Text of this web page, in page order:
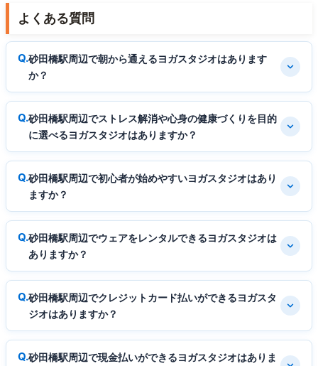
よくある質問
砂田橋駅周辺で朝から通えるヨガスタジオはあります
か？
砂田橋駅周辺でストレス解消や心身の健康づくりを目的
に選べるヨガスタジオはありますか？
砂田橋駅周辺で初心者が始めやすいヨガスタジオはあり
ますか？
砂田橋駅周辺でウェアをレンタルできるヨガスタジオは
ありますか？
砂田橋駅周辺でクレジットカード払いができるヨガスタ
ジオはありますか？
砂田橋駅周辺で現金払いができるヨガスタジオはありま